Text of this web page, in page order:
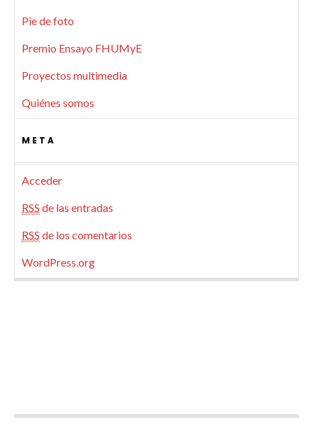
Pie de foto
Premio Ensayo FHUMyE
Proyectos multimedia
Quiénes somos
META
Acceder
RSS de las entradas
RSS de los comentarios
WordPress.org